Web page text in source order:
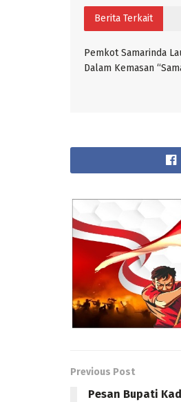
Berita Terkait
Pemkot Samarinda
Dalam Kemasan
Previous Post
Pesan Bupati